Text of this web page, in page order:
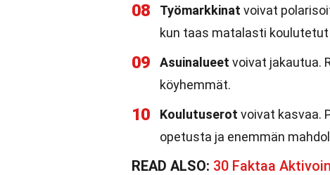
08 Työmarkkinat voivat
kun taas matalasti
09 Asuinalueet voivat jakautua.
köyhemmät.
10 Koulutuserot voivat kasvaa.
opetusta ja enemmän
READ ALSO: 30 Faktaa